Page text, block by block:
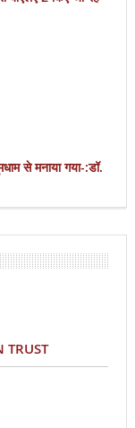
से मनाया गया-:डॉ.
TRUST